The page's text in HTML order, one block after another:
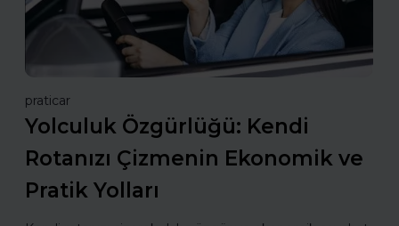
praticar
Yolculuk Özgürlüğü: Kendi
Rotanızı Çizmenin Ekonomik ve
Pratik Yolları